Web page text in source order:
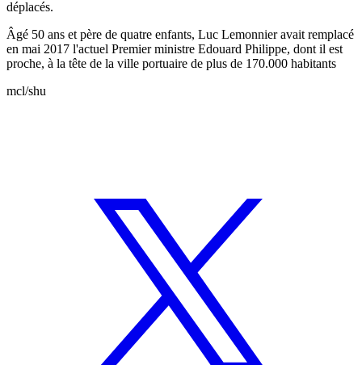
déplacés.
Âgé 50 ans et père de quatre enfants, Luc Lemonnier avait remplacé
en mai 2017 l'actuel Premier ministre Edouard Philippe, dont il est
proche, à la tête de la ville portuaire de plus de 170.000 habitants
mcl/shu